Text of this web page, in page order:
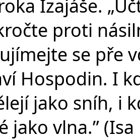
Izajáše.
proti
se pře
Hospodin. I
jako sníh, i
jako vlna.” (Isa